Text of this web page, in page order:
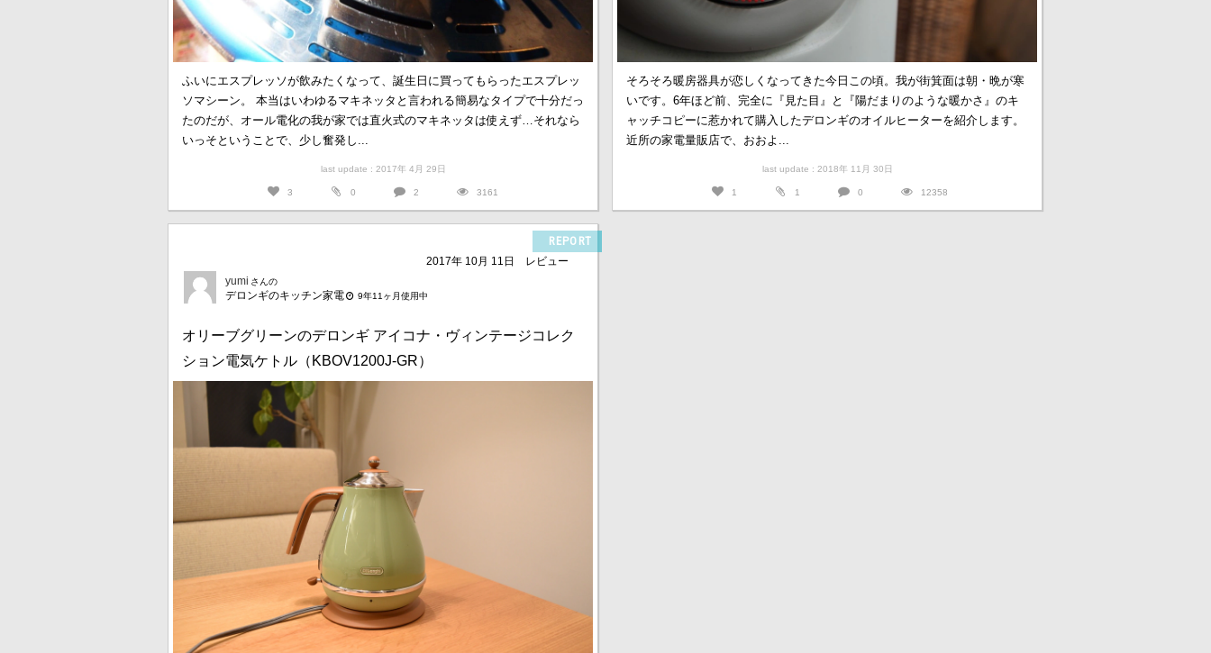
ふいにエスプレッソが飲みたくなって、誕生日に買ってもらったエスプレッ
ソマシーン。 本当はいわゆるマキネッタと言われる簡易なタイプで十分だっ
たのだが、オール電化の我が家では直火式のマキネッタは使えず…それなら
いっそということで、少し奮発し...
last update : 2017年 4月 29日
3 0 2 3161
そろそろ暖房器具が恋しくなってきた今日この頃。我が街箕面は朝・晩が寒
いです。6年ほど前、完全に『見た目』と『陽だまりのような暖かさ』のキ
ャッチコピーに惹かれて購入したデロンギのオイルヒーターを紹介します。
近所の家電量販店で、おおよ...
last update : 2018年 11月 30日
1 1 0 12358
REPORT
2017年 10月 11日
レビュー
yumi さんの
デロンギのキッチン家電 9年11ヶ月使用中
オリーブグリーンのデロンギ アイコナ・ヴィンテージコレク
ション電気ケトル（KBOV1200J-GR）